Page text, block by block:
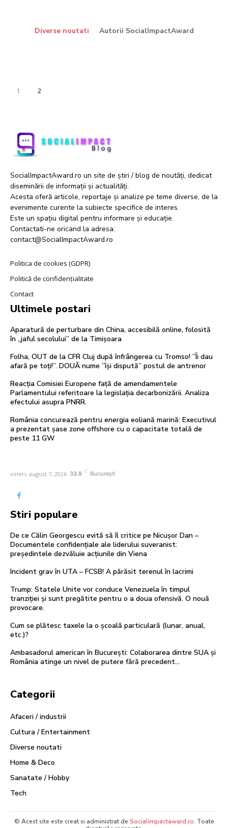
Diverse noutati Autorii SocialImpactAward
1 2
SocialImpactAward.ro un site de știri / blog de noutăți, dedicat
diseminării de informații și actualități.
Acesta oferă articole, reportaje și analize pe teme diverse, de la
evenimente curente la subiecte specifice de interes.
Este un spațiu digital pentru informare și educație.
Contactati-ne oricand la adresa:
contact@SocialImpactAward.ro
Politica de cookies (GDPR)
Politică de confidențialitate
Contact
Ultimele postari
Aparatură de perturbare din China, accesibilă online, folosită
în „jaful secolului” de la Timișoara
Folha, OUT de la CFR Cluj după înfrângerea cu Tromso! ”Îi dau
afară pe toți!”. DOUĂ nume ”își dispută” postul de antrenor
Reacția Comisiei Europene față de amendamentele
Parlamentului referitoare la legislația decarbonizării. Analiza
efectului asupra PNRR.
România concurează pentru energia eoliană marină: Executivul
a prezentat șase zone offshore cu o capacitate totală de
peste 11 GW
vineri, august 7, 2026 33.8 C București
Stiri populare
De ce Călin Georgescu evită să îl critice pe Nicușor Dan –
Documentele confidențiale ale liderului suveranist:
președintele dezvăluie acțiunile din Viena
Incident grav în UTA – FCSB! A părăsit terenul în lacrimi
Trump: Statele Unite vor conduce Venezuela în timpul
tranziției și sunt pregătite pentru o a doua ofensivă. O nouă
provocare.
Cum se plătesc taxele la o școală particulară (lunar, anual,
etc.)?
Ambasadorul american în București: Colaborarea dintre SUA și
România atinge un nivel de putere fără precedent…
Categorii
Afaceri / industrii
Cultura / Entertainment
Diverse noutati
Home & Deco
Sanatate / Hobby
Tech
© Acest site este creat si administrat de Socialimpactaward.ro. Toate